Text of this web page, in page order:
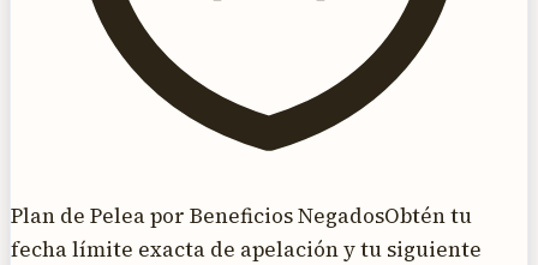
Plan de Pelea por Beneficios NegadosObtén tu
fecha límite exacta de apelación y tu siguiente